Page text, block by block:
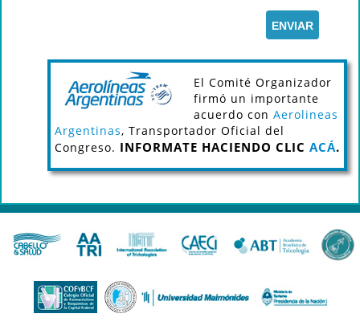
El Comité Organizador
firmó un importante
acuerdo con Aerolineas
Argentinas, Transportador Oficial del
Congreso. INFORMATE HACIENDO CLIC ACÁ.